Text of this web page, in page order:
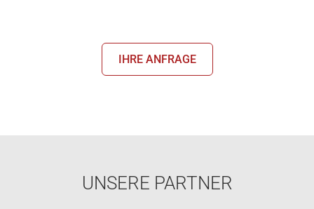
IHRE ANFRAGE
UNSERE PARTNER